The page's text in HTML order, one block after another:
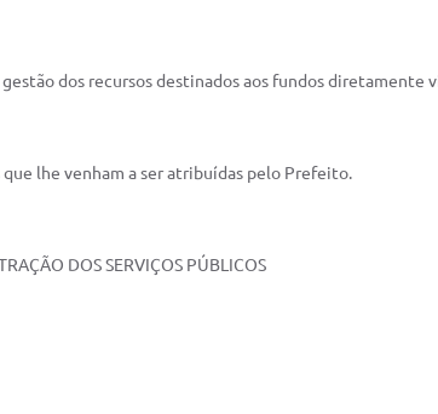
dos recursos destinados aos fundos diretamente
lhe venham a ser atribuídas pelo Prefeito.
DOS SERVIÇOS PÚBLICOS